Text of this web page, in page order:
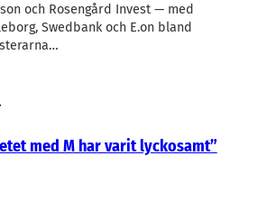
med M har varit lyckosamt”
och Rosengård Invest — med
Swedbank och E.on bland